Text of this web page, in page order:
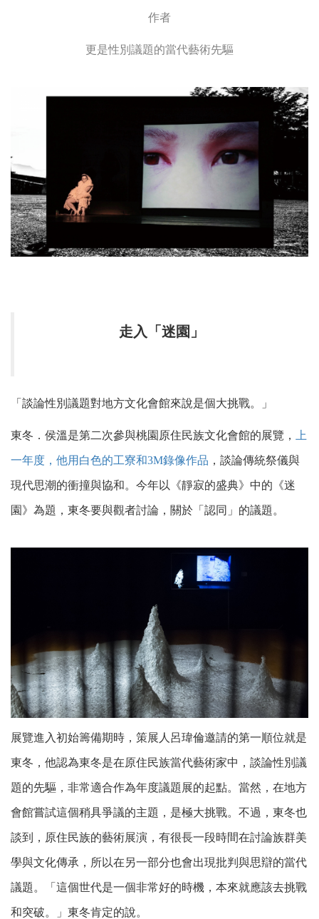
作者
更是性別議題的當代藝術先驅
走入「迷園」
「談論性別議題對地方文化會館來說是個大挑戰。」
東冬．侯溫是第二次參與桃園原住民族文化會館的展覽， 上
一年度，他用白色的工寮和3M錄像作品 ，談論傳統祭儀與
現代思潮的衝撞與協和。今年以《靜寂的盛典》中的《迷
園》為題，東冬要與觀者討論，關於「認同」的議題。
展覽進入初始籌備期時，策展人呂瑋倫邀請的第一順位就是
東冬，他認為東冬是在原住民族當代藝術家中，談論性別議
題的先驅，非常適合作為年度議題展的起點。當然，在地方
會館嘗試這個稍具爭議的主題，是極大挑戰。不過，東冬也
談到，原住民族的藝術展演，有很長一段時間在討論族群美
學與文化傳承，所以在另一部分也會出現批判與思辯的當代
議題 。「這個世代是一個非常好的時機，本來就應該去挑戰
和突破。」東冬肯定的說。